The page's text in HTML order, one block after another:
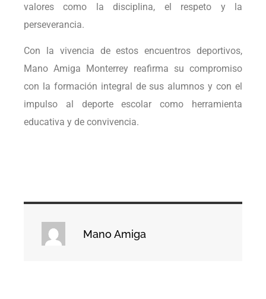
valores como la disciplina, el respeto y la
perseverancia.
Con la vivencia de estos encuentros deportivos,
Mano Amiga Monterrey reafirma su compromiso
con la formación integral de sus alumnos y con el
impulso al deporte escolar como herramienta
educativa y de convivencia.
Mano Amiga